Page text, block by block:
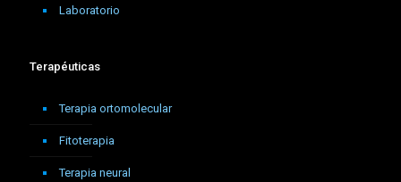
Laboratorio
Terapéuticas
Terapia ortomolecular
Fitoterapia
Terapia neural